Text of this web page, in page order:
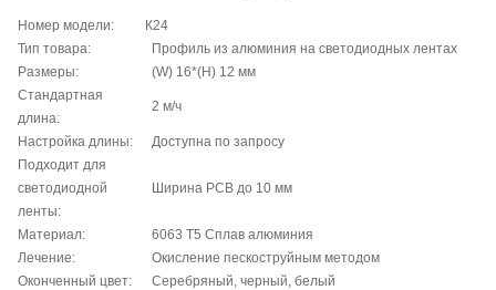
Номер модели:
К24
Тип товара:
Профиль из алюминия на светодиодных лентах
Размеры:
(W) 16*(H) 12 мм
Стандартная
длина:
2 м/ч
Настройка длины:
Доступна по запросу
Подходит для
светодиодной
ленты:
Ширина PCB до 10 мм
Материал:
6063 T5 Сплав алюминия
Лечение:
Окисление пескоструйным методом
Оконченный цвет:
Серебряный, черный, белый